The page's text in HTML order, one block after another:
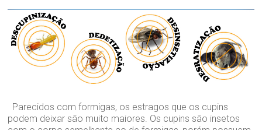
Parecidos com formigas, os estragos que os cupins
podem deixar são muito maiores. Os cupins são insetos